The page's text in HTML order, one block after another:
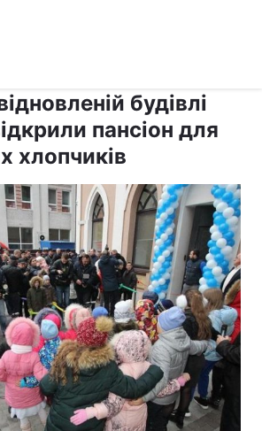
будівлі
пансіон для
хлопчиків